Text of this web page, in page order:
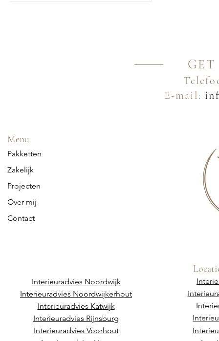
E-mail:
Menu
Pakketten
Zakelijk
Projecten
Over mij
Contact
Interieuradvies Noordwijk
Interieuradvies Noordwijkerhout
Interieuradvies Katwijk
Interieuradvies Rijnsburg
Interieuradvies Voorhout